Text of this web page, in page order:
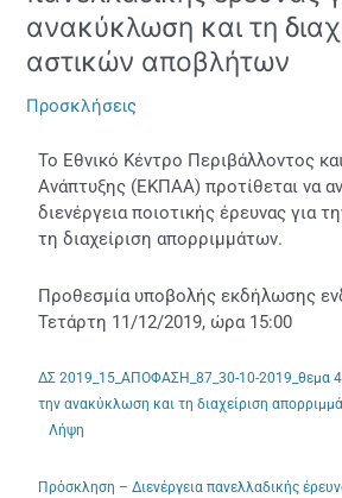
ανακύκλωση και τη
αστικών αποβλήτων
Προσκλήσεις
Το Εθνικό Κέντρο Περιβάλλοντος
Ανάπτυξης (ΕΚΠΑΑ) προτίθεται να
διενέργεια ποιοτικής έρευνας για
τη διαχείριση απορριμμάτων.
Προθεσμία υποβολής εκδήλωσης
Τετάρτη 11/12/2019, ώρα 15:00
ΔΣ 2019_15_ΑΠΟΦΑΣΗ_87_30-10-2019_θεμα
την ανακύκλωση και τη διαχείριση
Λήψη
Πρόσκληση – Διενέργεια πανελλαδικής
Διενέργεια
πανελλαδικής
έρευνας
την
και
τη
διαχείριση
αστικών